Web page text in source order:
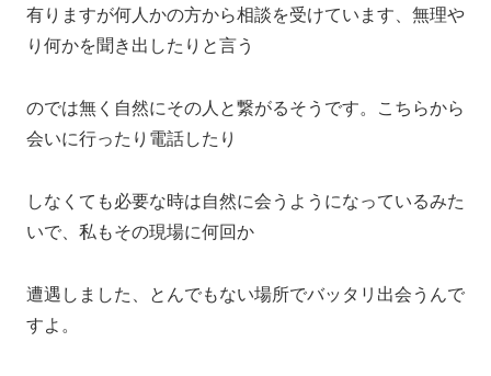
有りますが何人かの方から相談を受けています、無理や
り何かを聞き出したりと言う
のでは無く自然にその人と繋がるそうです。こちらから
会いに行ったり電話したり
しなくても必要な時は自然に会うようになっているみた
いで、私もその現場に何回か
遭遇しました、とんでもない場所でバッタリ出会うんで
すよ。